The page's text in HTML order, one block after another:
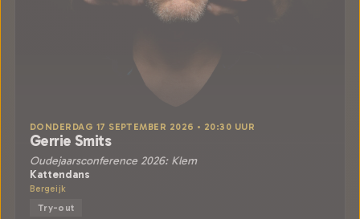
DONDERDAG 17 SEPTEMBER 2026 • 20:30 UUR
Gerrie Smits
Oudejaarsconference 2026: Klem
Kattendans
Bergeijk
Try-out